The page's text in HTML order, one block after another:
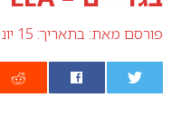
פורסם מאת: בתאריך: 15 יוני 2008